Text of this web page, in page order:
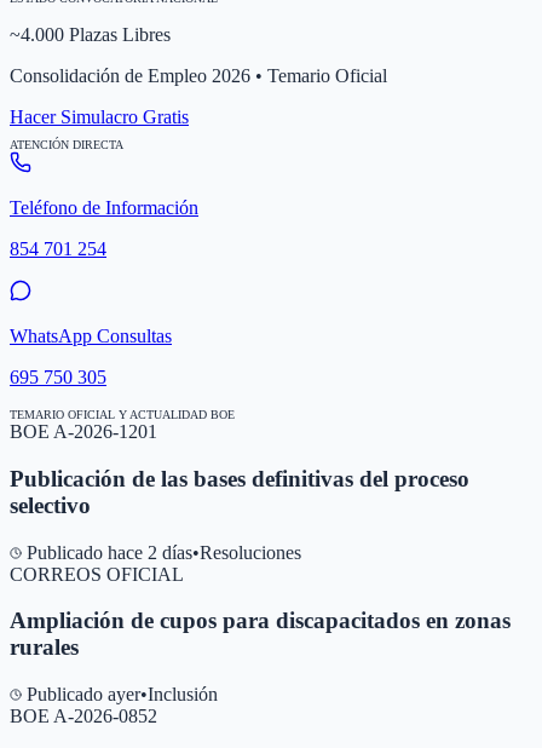
~4.000 Plazas Libres
Consolidación de Empleo 2026 • Temario Oficial
Hacer Simulacro Gratis
ATENCIÓN DIRECTA
Teléfono de Información
854 701 254
WhatsApp Consultas
695 750 305
TEMARIO OFICIAL Y ACTUALIDAD BOE
BOE A-2026-1201
Publicación de las bases definitivas del proceso
selectivo
Publicado hace 2 días•Resoluciones
CORREOS OFICIAL
Ampliación de cupos para discapacitados en zonas
rurales
Publicado ayer•Inclusión
BOE A-2026-0852